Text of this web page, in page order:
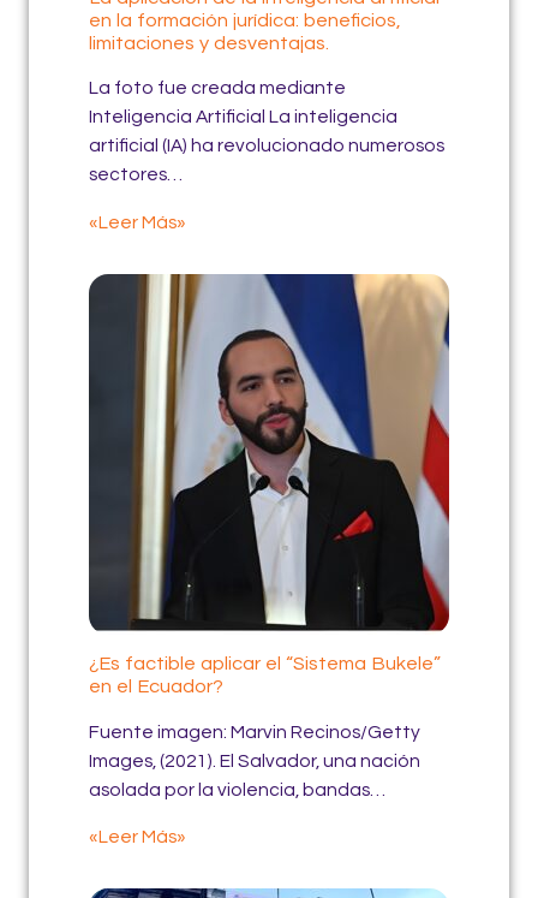
en la formación jurídica: beneficios,
limitaciones y desventajas.
La foto fue creada mediante
Inteligencia Artificial La inteligencia
artificial (IA) ha revolucionado numerosos
sectores…
«Leer Más»
¿Es factible aplicar el “Sistema Bukele”
en el Ecuador?
Fuente imagen: Marvin Recinos/Getty
Images, (2021). El Salvador, una nación
asolada por la violencia, bandas…
«Leer Más»